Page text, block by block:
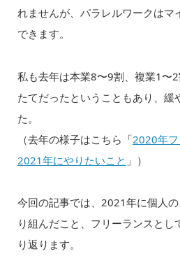
れませんが、パラレルワークはマ
できます。
私も去年は本業8〜9割、複業1〜
たてだったということもあり、緩
た。
（去年の様子はこちら「2020年フ
2021年にやりたいこと 」）
今回の記事では、2021年に個人
り組んだこと、フリーランスとし
り返ります。